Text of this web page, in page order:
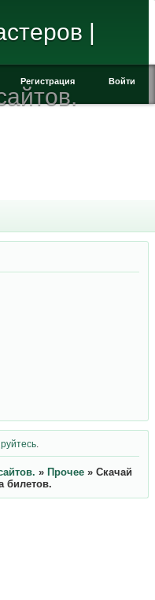
|
Регистрация Войти
» Прочее » Скачай
билетов.